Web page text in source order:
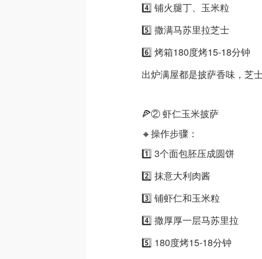
4️⃣ 铺火腿丁、玉米粒
5️⃣ 撒满马苏里拉芝士
6️⃣ 烤箱180度烤15-18分钟
出炉满屋都是披萨香味，芝
🍕② 虾仁玉米披萨
🔸操作步骤：
1️⃣ 3个面包胚压成圆饼
2️⃣ 抹意大利肉酱
3️⃣ 铺虾仁和玉米粒
4️⃣ 撒厚厚一层马苏里拉
5️⃣ 180度烤15-18分钟